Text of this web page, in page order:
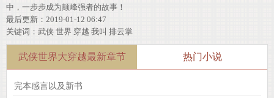
中，一步步成为颠峰强者的故事！
最后更新：2019-01-12 06:47
关键词： 武侠 世界 穿越 我叫 排云掌
武侠世界大穿越最新章节 热门小说
完本感言以及新书